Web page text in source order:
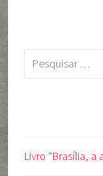
Pesquisar
Livro “Brasília,